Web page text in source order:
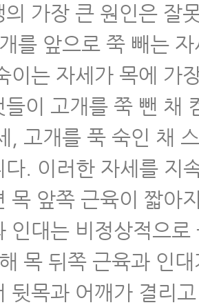
목
증
증
의 가장 큰 원인은 잘
를 앞으로 쭉 빼는
이는 자세가 목에 가
들이 고개를 쭉 뺀 채
, 고개를 푹 숙인 채
다. 이러한 자세를 지
목 앞쪽 근육이 짧아
인대는 비정상적으로
목 뒤쪽 근육과 인
뒷목과 어깨가 결리